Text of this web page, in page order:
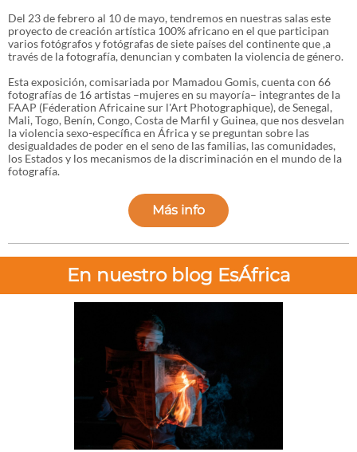
Del 23 de febrero al 10 de mayo, tendremos en nuestras salas este
proyecto de creación artística 100% africano en el que participan
varios fotógrafos y fotógrafas de siete países del continente que ,a
través de la fotografía, denuncian y combaten la violencia de género.
Esta exposición, comisariada por Mamadou Gomis, cuenta con 66
fotografías de 16 artistas –mujeres en su mayoría– integrantes de la
FAAP (Féderation Africaine sur l'Art Photographique), de Senegal,
Mali, Togo, Benín, Congo, Costa de Marfil y Guinea, que nos desvelan
la violencia sexo-específica en África y se preguntan sobre las
desigualdades de poder en el seno de las familias, las comunidades,
los Estados y los mecanismos de la discriminación en el mundo de la
fotografía.
Más info
En nuestro blog EsÁfrica